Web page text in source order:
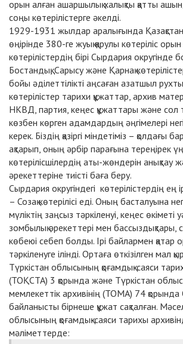
орын алған ашаршылық халықты қатты
соңы көтерілістерге әкелді.
1929-1931 жылдар аралығында
өңірінде 380-ге жуық қарулы көтеріліс
көтерілістердің бірі Сырдария округінде
Бостандық, Сарысу және Қарнақ
бойы әділеттілікті аңсаған азатшыл
көтерілістер тарихи құжаттар, архив
НКВД, партия, кеңес құжаттары және сол
көзбен көрген адамдардың әңгімелері
керек. Біздің қазіргі міндетіміз – қолдағы
ақтарып, оның әрбір парағына тереңірек
көтерілісшілердің аты-жөндерін анықтау
әрекеттеріне тиісті баға беру.
Сырдария округіндегі көтерілістердің ең
– Созақ көтерілісі еді. Оның басталуына
мүліктің заңсыз тәркіленуі, кеңес өкіметі
зомбылық әрекеттері мен бассыздықтары,
көбеюі себеп болды. Ірі байлармен қатар
тәркіленуге ілінді. Ортаға өткізілген мал
Түркістан облысының қоғамдық-саяси
(ТОҚСТА) 3 қорында және Түркістан
мемлекеттік архивінің (ТОМА) 74 қорында
байланысты бірнеше құжат сақталған.
облысының қоғамдық-саяси тарихы
мәліметтерде: